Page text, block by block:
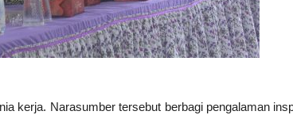
kerja. Narasumber tersebut berbagi pengalaman